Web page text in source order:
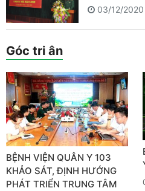
03/12/2020
Góc tri ân
BỆNH VIỆN QUÂN Y 103
KHẢO SÁT, ĐỊNH HƯỚNG
PHÁT TRIỂN TRUNG TÂM